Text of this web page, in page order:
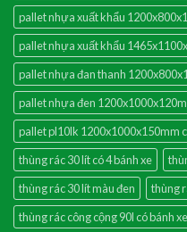
pallet nhựa xuất khẩu
pallet nhựa xuất khẩu
pallet nhựa đan thanh
pallet nhựa đen
pallet pl10lk 1200x1000x150mm
thùng rác 30 lít có 4 bánh xe
thùng rác 30 lít màu đen
thùng
thùng rác công cộng 90l có bánh xe